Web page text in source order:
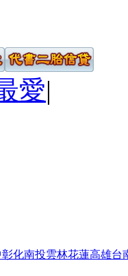
愛|
彰化南投雲林花蓮高雄台